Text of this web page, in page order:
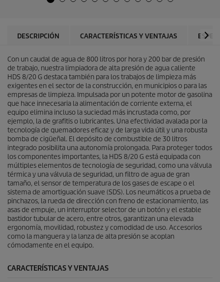
u
c
t
o
.
DESCRIPCIÓN CARACTERÍSTICAS Y VENTAJAS
Con un caudal de agua de 800 litros por hora y 200 bar de presión
de trabajo, nuestra limpiadora de alta presión de agua caliente
HDS 8/20 G destaca también para los trabajos de limpieza más
exigentes en el sector de la construcción, en municipios o para las
empresas de limpieza. Impulsada por un potente motor de gasolina
que hace innecesaria la alimentación de corriente externa, el
equipo elimina incluso la suciedad más incrustada como, por
ejemplo, la de grafitis o lubricantes. Una efectividad avalada por la
tecnología de quemadores eficaz y de larga vida útil y una robusta
bomba de cigüeñal. El depósito de combustible de 30 litros
integrado posibilita una autonomía prolongada. Para proteger todos
los componentes importantes, la HDS 8/20 G está equipada con
múltiples elementos de tecnología de seguridad, como una válvula
térmica y una válvula de seguridad, un filtro de agua de gran
tamaño, el sensor de temperatura de los gases de escape o el
sistema de amortiguación suave (SDS). Los neumáticos a prueba de
pinchazos, la rueda de dirección con freno de estacionamiento, las
asas de empuje, un interruptor selector de un botón y el estable
bastidor tubular de acero, entre otros, garantizan una elevada
ergonomía, movilidad, robustez y comodidad de uso. Accesorios
como la manguera y la lanza de alta presión se acoplan
cómodamente en el equipo.
CARACTERÍSTICAS Y VENTAJAS